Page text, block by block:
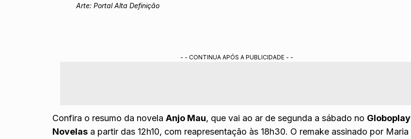
Arte: Portal Alta Definição
- - CONTINUA APÓS A PUBLICIDADE - -
Confira o resumo da novela Anjo Mau, que vai ao ar de segunda a sábado no Globoplay
Novelas a partir das 12h10, com reapresentação às 18h30. O remake assinado por Maria